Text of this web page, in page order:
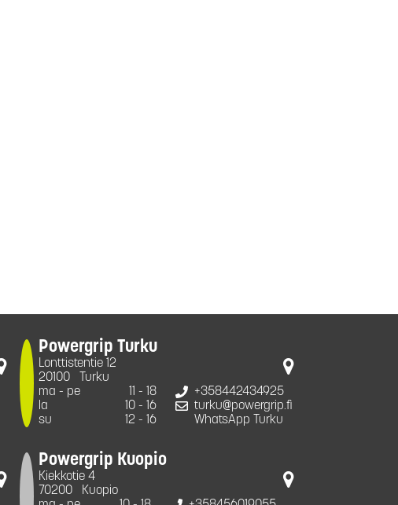
Powergrip Turku
Lonttistentie 12
20100
Turku
ma - pe
11 - 18
la
10 - 16
su
12 - 16
+358442434925
turku@powergrip.fi
WhatsApp Turku
Powergrip Kuopio
Kiekkotie 4
70200
Kuopio